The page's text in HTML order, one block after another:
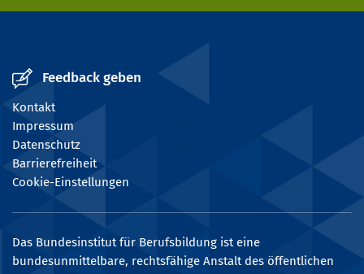
Feedback geben
Kontakt
Impressum
Datenschutz
Barrierefreiheit
Cookie-Einstellungen
Das Bundesinstitut für Berufsbildung ist eine
bundesunmittelbare, rechtsfähige Anstalt des öffentlichen